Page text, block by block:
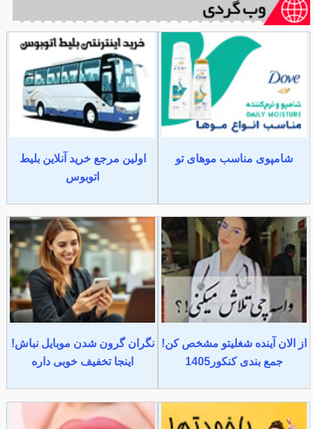
شامپوی مناسب موهای تو
اولین مرجع خرید آنلاین بلیط
اتوبوس
از الان آینده شغلیتو مشخص کن!
جمع بندی کنکور1405
نگران گرون شدن موبایل نباش!
اینجا تخفیف خوبی داره